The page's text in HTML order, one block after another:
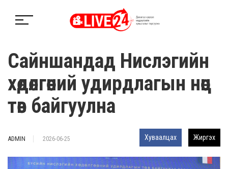
Сайншандад Нислэгийн
хөдөлгөөний удирдлагын нөөц
төв байгуулна
ADMIN 2026-06-25 Хуваалцах Жиргэх